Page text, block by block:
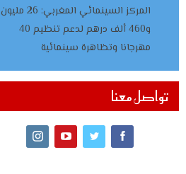
المركز السينمائي المغربي: 26 مليون
و460 ألف درهم لدعم تنظيم 40
مهرجانا وتظاهرة سينمائية
تواصل معنا